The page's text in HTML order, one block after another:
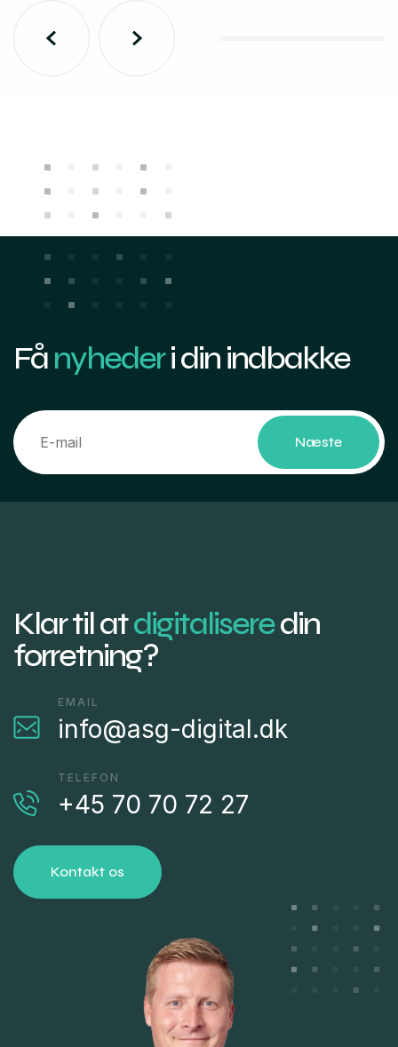
Fånyhederi din indbakke
Næste
Klar til atdigitaliseredin
forretning?
EMAIL
info@asg-digital.dk
TELEFON
+45 70 70 72 27
Kontakt os